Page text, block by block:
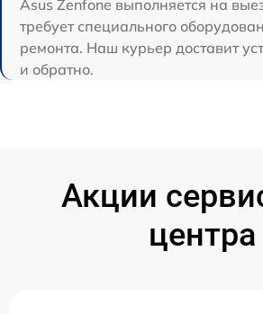
Asus Zenfone выполняется на
требует специального
ремонта. Наш курьер доставит
и обратно.
Акции
центра